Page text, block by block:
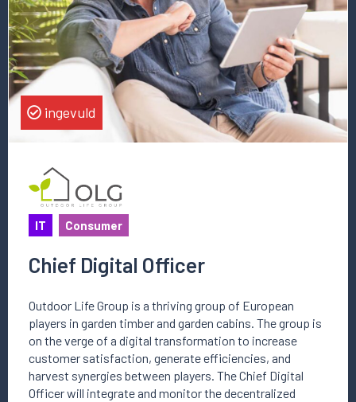
Digital
Officer
ingevuld
IT Consumer
Chief Digital Officer
Outdoor Life Group is a thriving group of European
players in garden timber and garden cabins. The group is
on the verge of a digital transformation to increase
customer satisfaction, generate efficiencies, and
harvest synergies between players. The Chief Digital
Officer will integrate and monitor the decentralized